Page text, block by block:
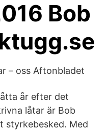
Bob
– oss Aftonbladet
år efter det
låtar är Bob
styrkebesked. Med